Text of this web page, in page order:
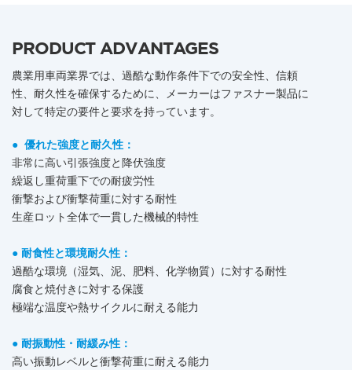
PRODUCT ADVANTAGES
農業用車両業界では、過酷な動作条件下での安全性、信頼
性、耐久性を確保するために、メーカーはファスナー製品に
対して特定の要件と要求を持っています。
● 優れた強度と耐久性：
非常に高い引張強度と降伏強度
繰返し重荷重下での耐疲労性
衝撃および衝撃荷重に対する耐性
生産ロット全体で一貫した機械的特性
● 耐食性と環境耐久性：
過酷な環境（湿気、泥、肥料、化学物質）に対する耐性
腐食と焼付きに対する保護
極端な温度や熱サイクルに耐える能力
● 耐振動性・耐緩み性：
高い振動レベルと衝撃荷重に耐える能力